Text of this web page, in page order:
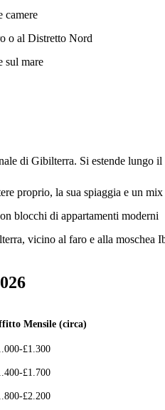
camere
o al Distretto Nord
sul mare
di Gibilterra. Si estende lungo
proprio, la sua spiaggia e un
blocchi di appartamenti moderni
vicino al faro e alla moschea
Mensile (circa)
£1.300
£1.700
£2.200